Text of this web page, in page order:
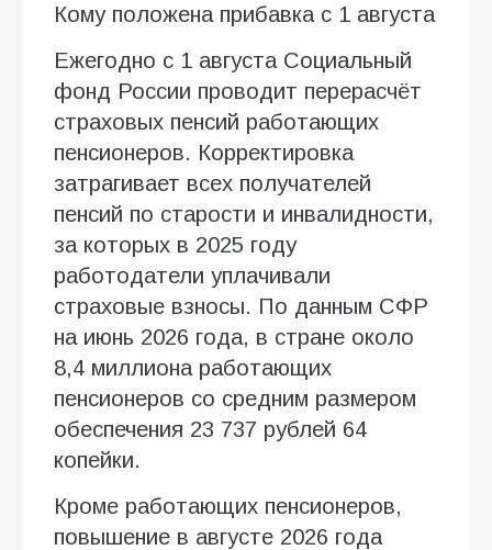
Кому положена прибавка с 1 августа
Ежегодно с 1 августа Социальный
фонд России проводит перерасчёт
страховых пенсий работающих
пенсионеров. Корректировка
затрагивает всех получателей
пенсий по старости и инвалидности,
за которых в 2025 году
работодатели уплачивали
страховые взносы. По данным СФР
на июнь 2026 года, в стране около
8,4 миллиона работающих
пенсионеров со средним размером
обеспечения 23 737 рублей 64
копейки.
Кроме работающих пенсионеров,
повышение в августе 2026 года